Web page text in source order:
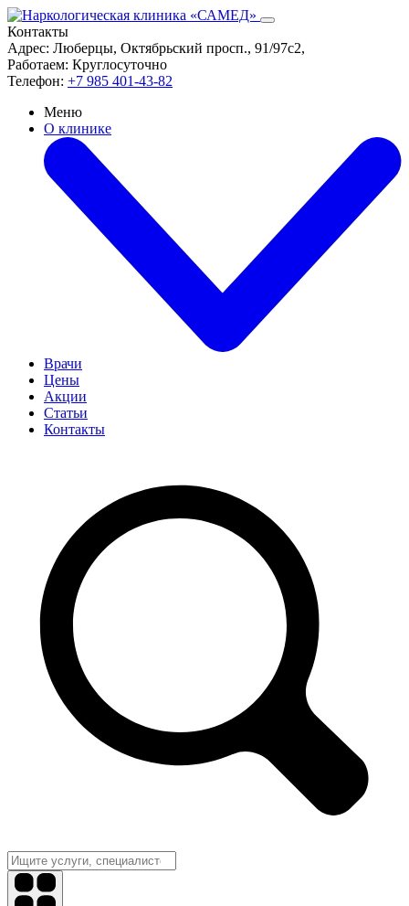
Контакты
Адрес: Люберцы, Октябрьский просп., 91/97с2,
Работаем: Круглосуточно
Телефон: +7 985 401-43-82
Меню
О клинике
Врачи
Цены
Акции
Статьи
Контакты